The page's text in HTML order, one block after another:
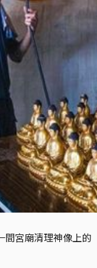
間宮廟清理神像上的